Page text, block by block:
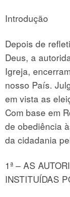
Introdução
Depois de
Deus, a
Igreja,
nosso País.
em vista as
Com base em
de obediência
da cidadania
1ª – AS
INSTITUÍDAS